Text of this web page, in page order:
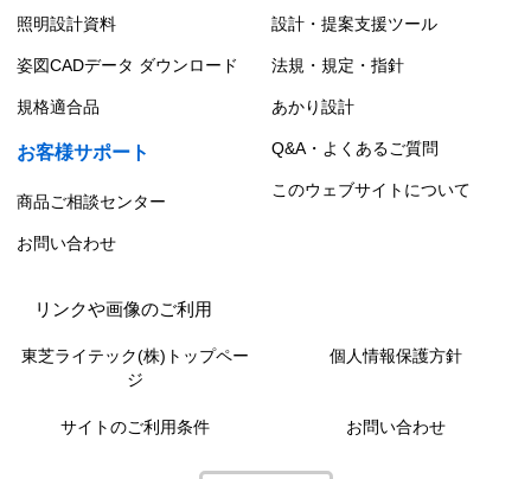
照明設計資料 設計・提案支援ツール
姿図CADデータ ダウンロード 法規・規定・指針
規格適合品 あかり設計
お客様サポート Q&A・よくあるご質問
商品ご相談センター
このウェブサイトについて
お問い合わせ
リンクや画像のご利用
東芝ライテック(株)トップペー
ジ
個人情報保護方針
サイトのご利用条件 お問い合わせ